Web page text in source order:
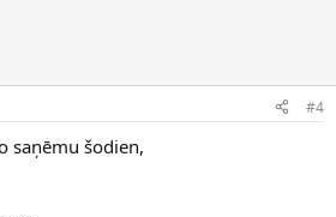
#4
saņēmu šodien,